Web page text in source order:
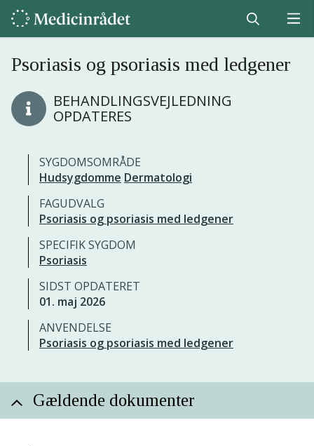
Psoriasis og psoriasis med ledgener
BEHANDLINGSVEJLEDNING
OPDATERES
SYGDOMSOMRÅDE
Hudsygdomme Dermatologi
FAGUDVALG
Psoriasis og psoriasis med ledgener
SPECIFIK SYGDOM
Psoriasis
SIDST OPDATERET
01. maj 2026
ANVENDELSE
Psoriasis og psoriasis med ledgener
Gældende dokumenter